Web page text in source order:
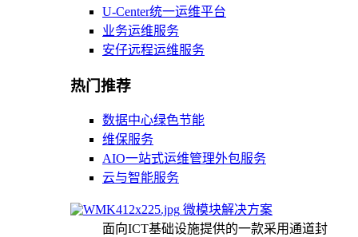
U-Center统一运维平台
业务运维服务
安仔远程运维服务
热门推荐
数据中心绿色节能
维保服务
AIO一站式运维管理外包服务
云与智能服务
微模块解决方案
面向ICT基础设施提供的一款采用通道封